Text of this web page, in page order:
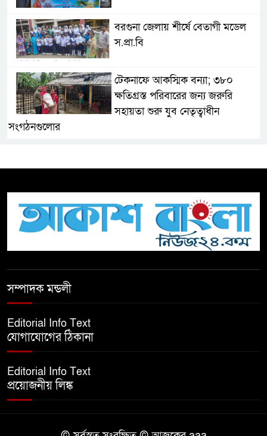
বরগুনা জেলায় শীর্ষে বেতাগী মডেল
স.প্রা.বি
টেকনাফে আকস্মিক বন্যা; ৩৮০
ক্ষতিগ্রস্ত পরিবারের জন্য জরুরি
সহায়তা শুরু যুব নেতৃত্বাধীন
সংগঠনগুলোর
টিকটকে অশালীন কনটেন্ট ও অনলাইন
হয়রানির অভিযোগে ব্রাহ্মণবাড়িয়ায়
বেতাগীতে ঈদুল আজহা উপলক্ষে
সম্পাদক মন্ডলী
Editorial Info Text
যোগাযোগের ঠিকানা
Editorial Info Text
প্রয়োজনীয় লিঙ্ক